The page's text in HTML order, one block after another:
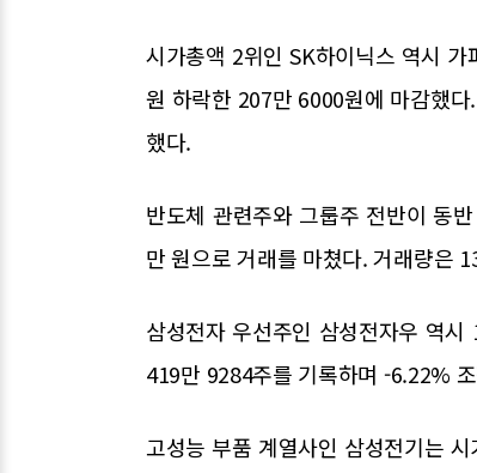
시가총액 2위인 SK하이닉스 역시
원 하락한 207만 6000원에 마감했
했다.
반도체 관련주와 그룹주 전반이 동
만 원으로 거래를 마쳤다. 거래량은
삼성전자 우선주인 삼성전자우 역
419만 9284주를 기록하며 -6.22%
고성능 부품 계열사인 삼성전기는